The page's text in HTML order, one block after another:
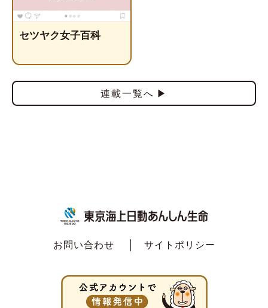
セツヤク女子百科
連載一覧へ
お問い合わせ サイトポリシー